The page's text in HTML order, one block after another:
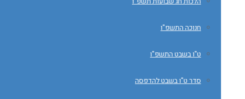
חנוכה התשפ"ו
ט"ו בשבט התשפ"ו
סדר ט"ו בשבט להדפסה